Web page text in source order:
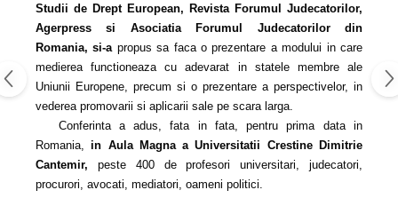
Studii de Drept European, Revista Forumul Judecatorilor,
Agerpress si Asociatia Forumul Judecatorilor din
Romania, si‑a propus sa faca o prezentare a modului in care
medierea functioneaza cu adevarat in statele membre ale
Uniunii Europene, precum si o prezentare a perspectivelor, in
vederea promovarii si aplicarii sale pe scara larga.
Conferinta a adus, fata in fata, pentru prima data in
Romania,in Aula Magna a Universitatii Crestine Dimitrie
Cantemir, peste 400 de profesori universitari, judecatori,
procurori, avocati, mediatori, oameni politici.